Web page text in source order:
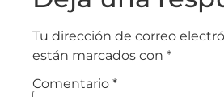
Tu dirección de correo
están marcados con *
Comentario *